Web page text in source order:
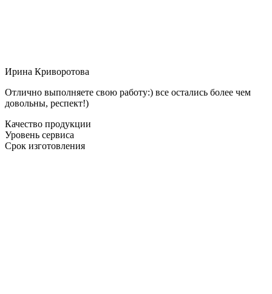
Ирина Криворотова
Отлично выполняете свою работу:) все остались более чем
довольны, респект!)
Качество продукции
Уровень сервиса
Срок изготовления